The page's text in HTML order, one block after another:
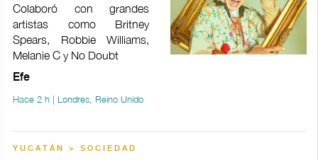
Colaboró con grandes
artistas como Britney
Spears, Robbie Williams,
Melanie C y No Doubt
Efe
Hace 2 h | Londres, Reino Unido
YUCATÁN > SOCIEDAD